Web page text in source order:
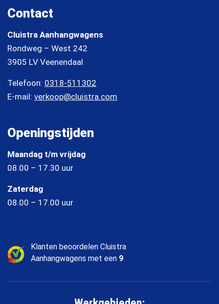
Contact
Cluistra Aanhangwagens
Rondweg – West 242
3905 LV Veenendaal
Telefoon: 0318-511302
E-mail: verkoop@cluistra.com
Openingstijden
Maandag t/m vrijdag
08.00 – 17.30 uur
Zaterdag
08.00 – 17.00 uur
Klanten beoordelen Cluistra
Aanhangwagens met een 9